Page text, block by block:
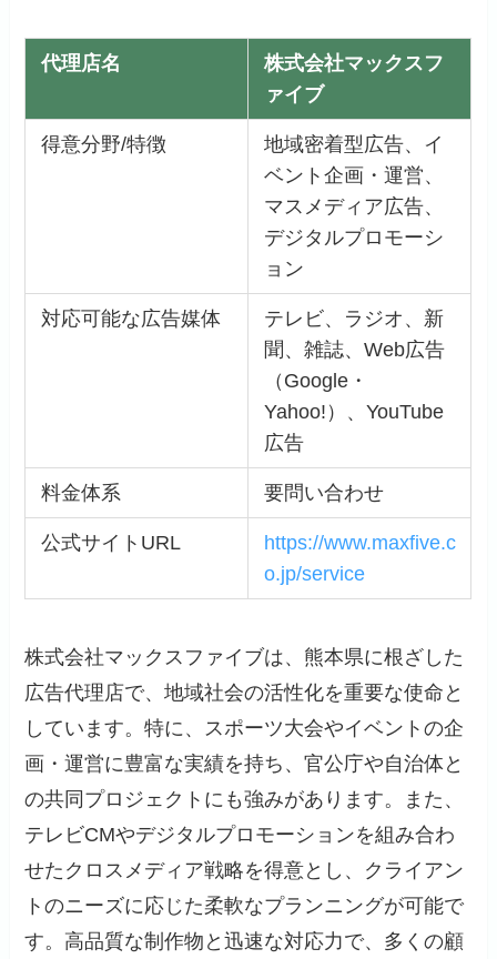
代理店名
株式会社マックスフ
ァイブ
得意分野/特徴
地域密着型広告、イ
ベント企画・運営、
マスメディア広告、
デジタルプロモーシ
ョン
対応可能な広告媒体
テレビ、ラジオ、新
聞、雑誌、Web広告
（Google・
Yahoo!）、YouTube
広告
料金体系 要問い合わせ
公式サイトURL
https://www.maxfive.c
o.jp/service
株式会社マックスファイブは、熊本県に根ざした
広告代理店で、地域社会の活性化を重要な使命と
しています。特に、スポーツ大会やイベントの企
画・運営に豊富な実績を持ち、官公庁や自治体と
の共同プロジェクトにも強みがあります。また、
テレビCMやデジタルプロモーションを組み合わ
せたクロスメディア戦略を得意とし、クライアン
トのニーズに応じた柔軟なプランニングが可能で
す。高品質な制作物と迅速な対応力で、多くの顧